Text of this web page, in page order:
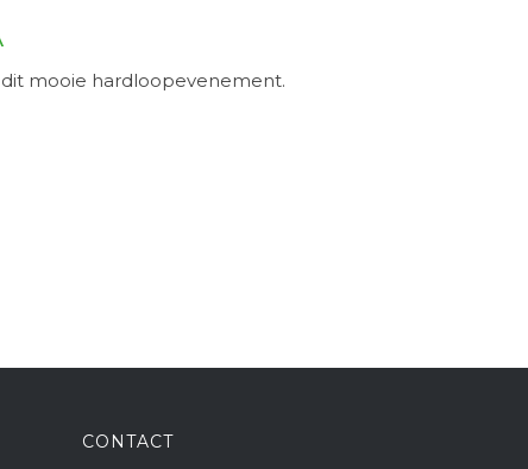
mooie hardloopevenement.
CONTACT